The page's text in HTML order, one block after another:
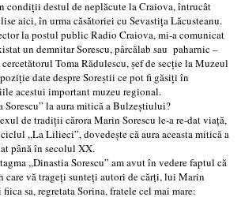
condiţii destul de neplăcute la Craiova, întrucât
aici, în urma căsătoriei cu Sevastiţa Lăcusteanu.
la postul public Radio Craiova, mi-a comunicat
un demnitar Sorescu, pârcălab sau paharnic –
Toma Rădulescu, şef de secţie la Muzeul
date despre Soreştii ce pot fi găsiţi în
acestui important muzeu regional.
la aura mitică a Bulzeştiului?
de tradiţii cărora Marin Sorescu le-a re-dat viaţă,
,,La Lilieci”, dovedeşte că aura aceasta mitică a
până în secolul XX.
,,Dinastia Sorescu” am avut în vedere faptul că
vă trageţi sunteţi autori de cărţi, lui Marin
sa, regretata Sorina, fratele cel mai mare: